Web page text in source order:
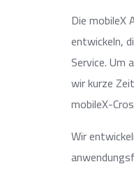
Die mobileX
entwickeln,
Service. Um
wir kurze
mobileX-
Wir